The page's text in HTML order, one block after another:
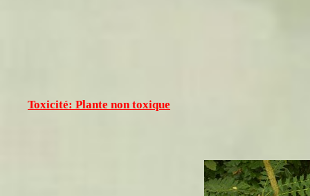
Toxicité: Plante non toxique